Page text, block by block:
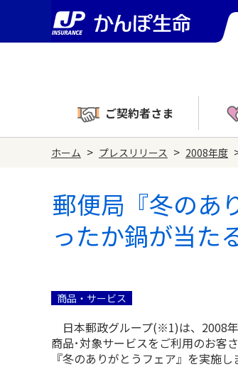
ご契約者さま
ホーム > プレスリリース > 2008年度
郵便局『冬のあ
ったか鍋が当た
商品・サービス
日本郵政グループ(※1)は、2008
商品･対象サービスをご利用のお客
『冬のありがとうフェア』を実施し